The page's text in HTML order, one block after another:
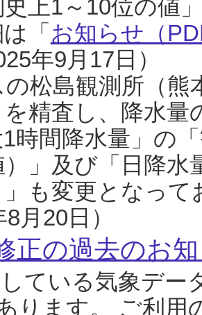
史上1～10位の値
「 お知らせ（
年9月17日）
松島観測所（熊
精査し、降水
1時間降水量」の
）」及び「日降
も変更となっ
8月20日）
正の過去のお
ている気象デー
ります。 ご利用